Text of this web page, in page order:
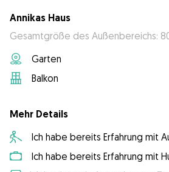
Annikas Haus
Gesamtgröße des Außenbereichs:
Garten
Balkon
Mehr Details
Ich habe bereits Erfahrung mit
Ich habe bereits Erfahrung mit